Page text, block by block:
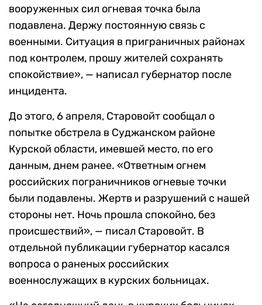
вооруженных сил огневая точка была
подавлена. Держу постоянную связь с
военными. Ситуация в приграничных районах
под контролем, прошу жителей сохранять
спокойствие», — написал губернатор после
инцидента.
До этого, 6 апреля, Старовойт сообщал о
попытке обстрела в Суджанском районе
Курской области, имевшей место, по его
данным, днем ранее. «Ответным огнем
российских пограничников огневые точки
были подавлены. Жертв и разрушений с нашей
стороны нет. Ночь прошла спокойно, без
происшествий», — писал Старовойт. В
отдельной публикации губернатор касался
вопроса о раненых российских
военнослужащих в курских больницах.